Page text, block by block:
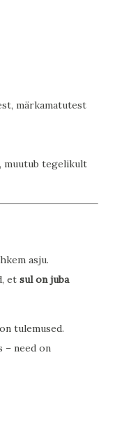
märkamatutest
muutub tegelikult
asju.
et sul on juba
tulemused.
– need on